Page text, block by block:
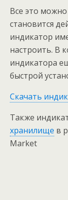
Все это
становится
индикатор
настроить. В
индикатора
быстрой
Скачать
Также
хранилище в
Market